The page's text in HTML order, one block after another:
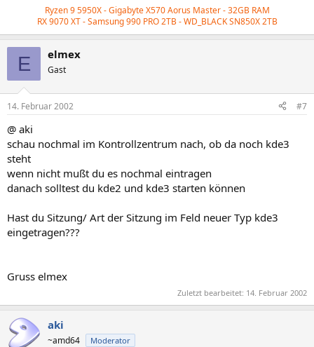
Ryzen 9 5950X - Gigabyte X570 Aorus Master - 32GB RAM
RX 9070 XT - Samsung 990 PRO 2TB - WD_BLACKSN850X 2TB
E elmex
Gast
14. Februar 2002 #7
@ aki
schau nochmal im Kontrollzentrum nach, ob da noch kde3
steht
wenn nicht mußt du es nochmal eintragen
danach solltest du kde2 und kde3 starten können
Hast du Sitzung/ Art der Sitzung im Feld neuer Typ kde3
eingetragen???
Gruss elmex
Zuletzt bearbeitet: 14. Februar 2002
aki
~amd64 Moderator